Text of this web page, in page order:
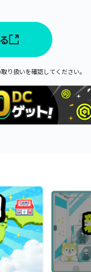
り扱いを確認してください。